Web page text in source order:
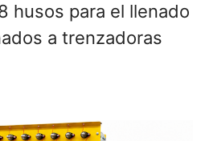
husos para el llenado
a trenzadoras